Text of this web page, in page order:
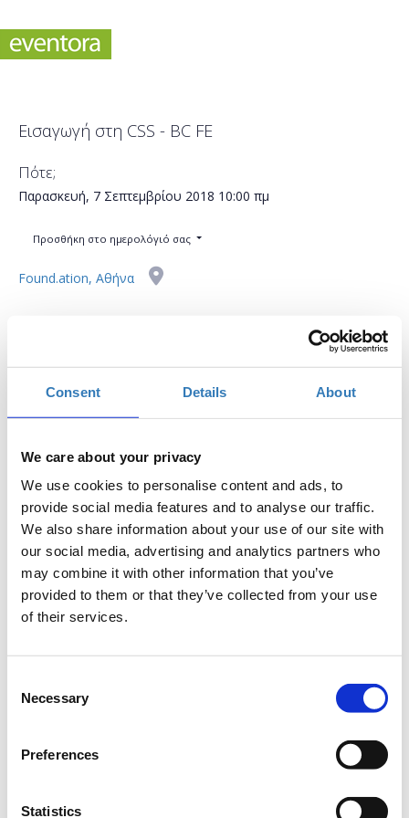
Consent Details About
We care about your privacy
We use cookies to personalise content and ads, to
provide social media features and to analyse our traffic.
We also share information about your use of our site with
our social media, advertising and analytics partners who
may combine it with other information that you’ve
provided to them or that they’ve collected from your use
of their services.
Selection
Necessary
Preferences
Statistics
Εισαγωγή στη CSS - BC FE
Πότε;
Παρασκευή, 7 Σεπτεμβρίου 2018 10:00 πμ
Προσθήκη στο ημερολόγιό σας
Found.ation, Αθήνα
Η περίοδος εγγραφών έχει λήξει.
Σε αυτό το μάθημα θα δούμε πώς μας βοηθούν τα
Stylesheets, τι είναι τα CSS και πώς όλα αυτά
συνδυάζονται για να εμφανιστεί στον browser του
χρήστη το επιθυμητό αποτέλεσμα. Εδώ θα βάλουμε
μαζί τις βάσεις, για να γίνετε ένας σωστός front-end
developer και να δημιουργήστε τη δική σας
ιστοσελίδα!
Τα μαθήματα γίνονται μόνο με φυσική παρουσία.
Διάρκεια προγράμματος: 4 ώρες.
Η εκδήλωση γίνεται